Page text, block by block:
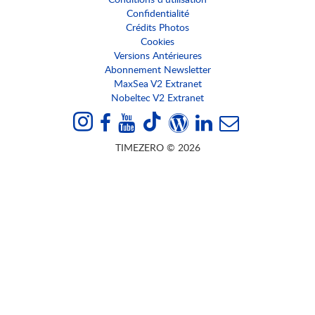
Confidentialité
Crédits Photos
Cookies
Versions Antérieures
Abonnement Newsletter
MaxSea V2 Extranet
Nobeltec V2 Extranet
TIMEZERO © 2026